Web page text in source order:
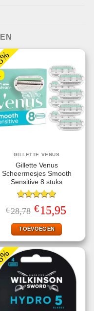
GILLETTE VENUS
Gillette Venus
Scheermesjes Smooth
Sensitive 8 stuks
Gewaardeerd
5.00uit 5
€28,78 Oorspronkelijke
prijs
was:
€28,78.
€15,95prijs
TOEVOEGEN